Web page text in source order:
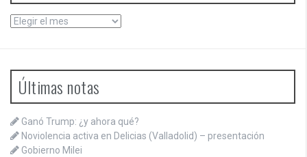
Archivos
Últimas notas
Ganó Trump: ¿y ahora qué?
Noviolencia activa en Delicias (Valladolid) – presentación
Gobierno Milei